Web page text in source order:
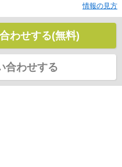
情報の見方
わせする(無料)
合わせする